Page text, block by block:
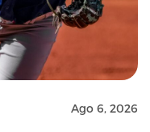
Ago 6, 2026